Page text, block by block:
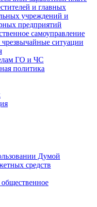
и главных
учреждений и
предприятий
самоуправление
ситуации
ГО и ЧС
политика
Думой
средств